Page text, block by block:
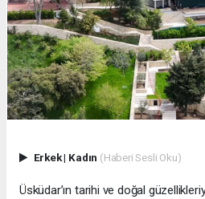
Erkek| Kadın (Haberi Sesli Oku)
Üsküdar’ın tarihi ve doğal